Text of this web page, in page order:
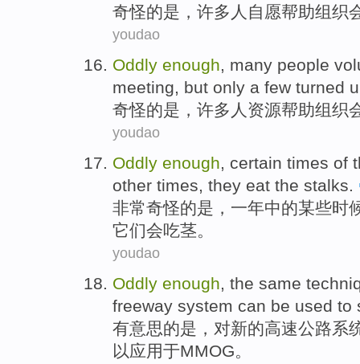
奇怪的是， 许多 人 自愿帮助组织
youdao
Oddly enough, many people
meeting, but only a few turned
奇怪的是， 许多 人 资源帮助组织
youdao
Oddly enough, certain times of
other times, they eat the stalks.
非常奇怪的是， 一年中的某些时
它们会吃茎。
youdao
Oddly enough , the same
freeway system can be used to
有意思的是， 对新的高速公路系
以 应用于MMOG 。